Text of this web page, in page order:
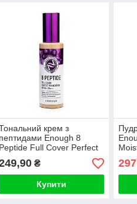
крем з
пептидами Enough 8
Peptide Full Cover Perfect
Foundation SPF50+ PA+++
(100 ml)
₴
Купити